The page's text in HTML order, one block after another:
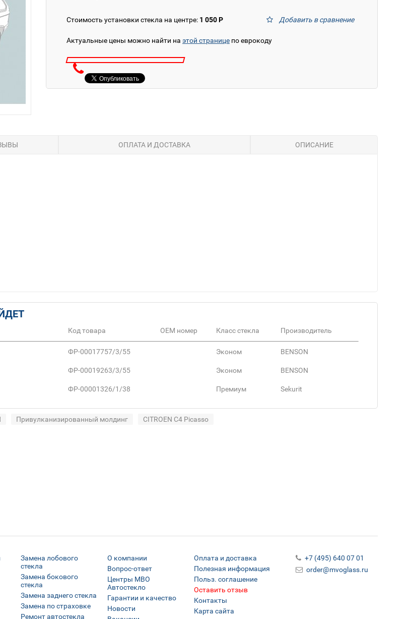
Добавить в сравнение
Стоимость установки стекла на центре: 1 050 Р
Актуальные цены можно найти на этой странице по еврокоду
ОПЛАТА И ДОСТАВКА ОПИСАНИЕ
Код товара ОЕМ номер Класс стекла Производитель
ФР-00017757/3/55 Эконом BENSON
ФР-00019263/3/55 Эконом BENSON
ФР-00001326/1/38 Премиум Sekurit
Привулканизированный молдинг CITROEN C4 Picasso
Замена лобового
стекла
Замена бокового
стекла
Замена заднего стекла
Замена по страховке
Ремонт автостекла
О компании
Вопрос-ответ
Центры МВО
Автостекло
Гарантии и качество
Новости
Оплата и доставка
Полезная информация
Польз. соглашение
Оставить отзыв
Контакты
Карта сайта
+7 (495) 640 07 01
order@mvoglass.ru